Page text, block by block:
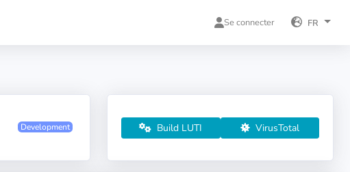
Se connecter FR
Development Build LUTI VirusTotal